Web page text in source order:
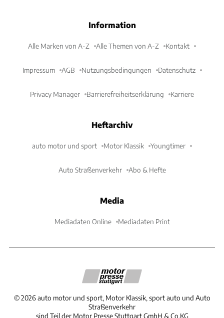
Information
Alle Marken von A-Z Alle Themen von A-Z Kontakt
Impressum AGB Nutzungsbedingungen Datenschutz
Privacy Manager Barrierefreiheitserklärung Karriere
Heftarchiv
auto motor und sport Motor Klassik Youngtimer
Auto Straßenverkehr Abo & Hefte
Media
Mediadaten Online Mediadaten Print
©2026 auto motor und sport, Motor Klassik, sport auto und Auto
Straßenverkehr
sind Teil der Motor Presse Stuttgart GmbH & Co.KG